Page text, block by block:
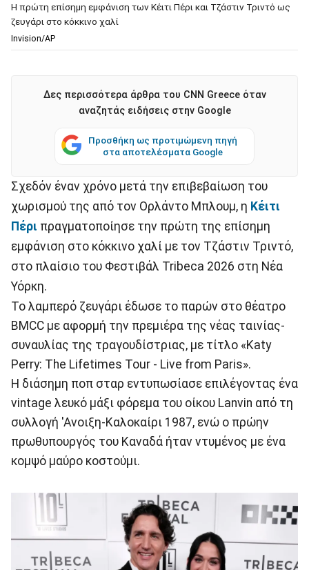
Η πρώτη επίσημη εμφάνιση των Κέιτι Πέρι και Τζάστιν Τριντό ως
ζευγάρι στο κόκκινο χαλί
Invision/AP
Δες περισσότερα άρθρα του CNN Greece όταν
αναζητάς ειδήσεις στην Google
Προσθήκη ως προτιμώμενη πηγή
στα αποτελέσματα Google
Σχεδόν έναν χρόνο μετά την επιβεβαίωση του
χωρισμού της από τον Ορλάντο Μπλουμ, η Κέιτι
Πέρι πραγματοποίησε την πρώτη της επίσημη
εμφάνιση στο κόκκινο χαλί με τον Τζάστιν Τριντό,
στο πλαίσιο του Φεστιβάλ Tribeca 2026 στη Νέα
Υόρκη.
Το λαμπερό ζευγάρι έδωσε το παρών στο θέατρο
BMCC με αφορμή την πρεμιέρα της νέας ταινίας-
συναυλίας της τραγουδίστριας, με τίτλο «Katy
Perry: The Lifetimes Tour - Live from Paris».
Η διάσημη ποπ σταρ εντυπωσίασε επιλέγοντας ένα
vintage λευκό μάξι φόρεμα του οίκου Lanvin από τη
συλλογή 'Ανοιξη-Καλοκαίρι 1987, ενώ ο πρώην
πρωθυπουργός του Καναδά ήταν ντυμένος με ένα
κομψό μαύρο κοστούμι.